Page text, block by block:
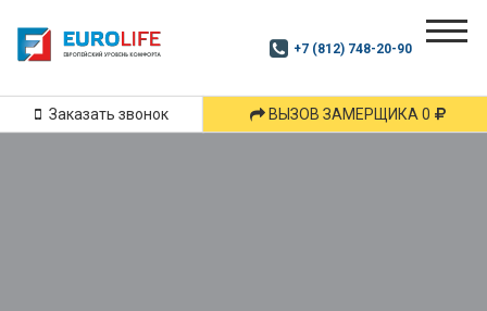
+7 (812) 748-20-90
Заказать звонок ВЫЗОВ ЗАМЕРЩИКА 0
Почитай
подпишись
Дзен